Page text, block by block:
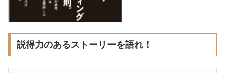
説得力のあるストーリーを語れ！